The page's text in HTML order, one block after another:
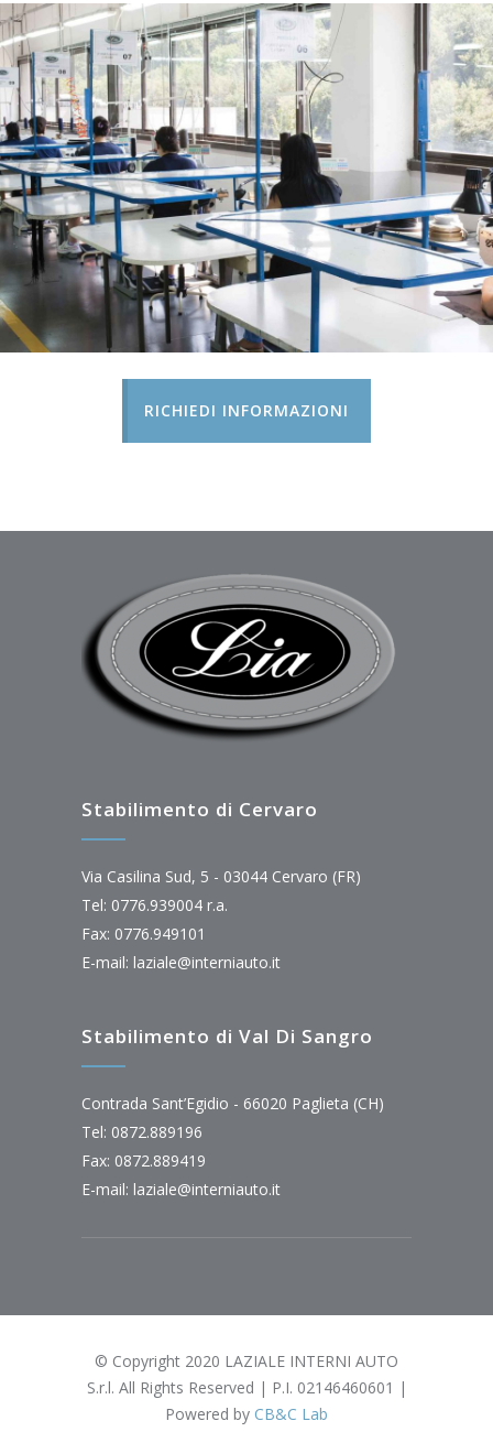
RICHIEDI INFORMAZIONI
Stabilimento di Cervaro
Via Casilina Sud, 5 - 03044 Cervaro (FR)
Tel: 0776.939004 r.a.
Fax: 0776.949101
E-mail: laziale@interniauto.it
Stabilimento di Val Di Sangro
Contrada Sant’Egidio - 66020 Paglieta (CH)
Tel: 0872.889196
Fax: 0872.889419
E-mail: laziale@interniauto.it
© Copyright 2020 LAZIALE INTERNI AUTO
S.r.l. All Rights Reserved | P.I. 02146460601 |
Powered by CB&C Lab